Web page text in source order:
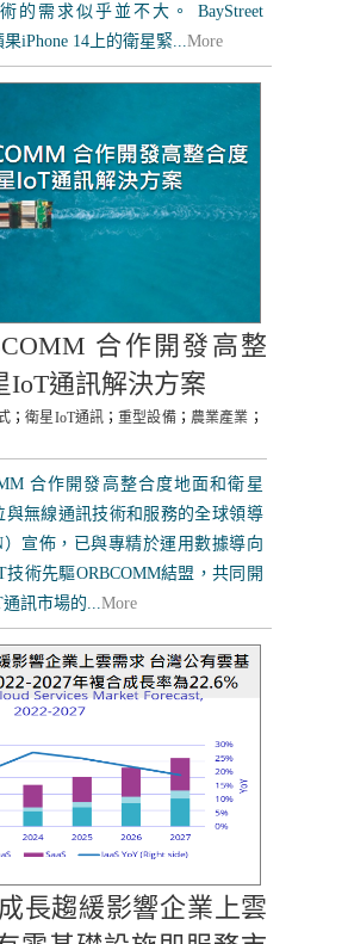
的需求似乎並不大。 BayStreet
果iPhone 14上的衛星緊...More
合作開發高整
IoT通訊解決方案
；衛星IoT通訊 ； 重型設備； 農業產業 ；
合作開發高整合度地面和衛星
無線通訊技術和服務的全球領導
宣佈，已與專精於運用數據導向
術先驅ORBCOMM結盟，共同開
訊市場的...More
長趨緩影響企業上雲